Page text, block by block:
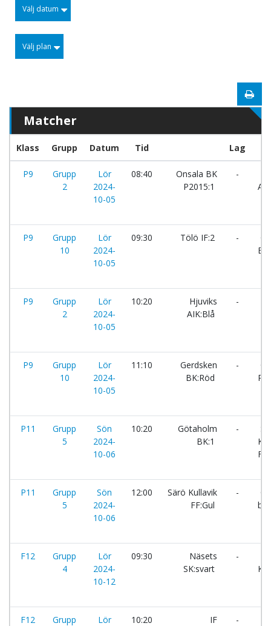
Välj datum
Välj plan
Matcher
Klass Grupp Datum Tid Lag
P9
Grupp
2
Lör
2024-
10-05
08:40
Onsala BK
P2015:1
-
P9
Grupp
10
Lör
2024-
10-05
09:30 Tölö IF:2 -
P9
Grupp
2
Lör
2024-
10-05
10:20
Hjuviks
AIK:Blå
-
P9
Grupp
10
Lör
2024-
10-05
11:10
Gerdsken
BK:Röd
-
P11
Grupp
5
Sön
2024-
10-06
10:20
Götaholm
BK:1
-
P11
Grupp
5
Sön
2024-
10-06
12:00
Särö Kullavik
FF:Gul
-
F12
Grupp
4
Lör
2024-
10-12
09:30
Näsets
SK:svart
-
F12
Grupp
Lör
10:20
IF
-